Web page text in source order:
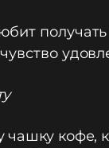
чашку кофе,